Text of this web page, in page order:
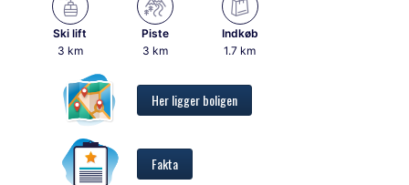
Ski lift
3 km
Piste
3 km
Indkøb
1.7 km
Her ligger boligen
Fakta